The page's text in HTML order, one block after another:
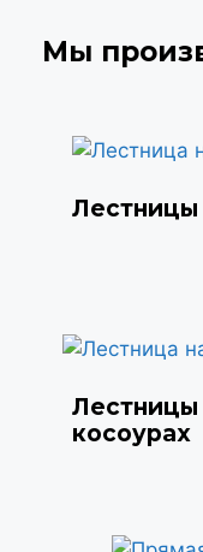
Мы
Лестницы
Лестницы
косоурах